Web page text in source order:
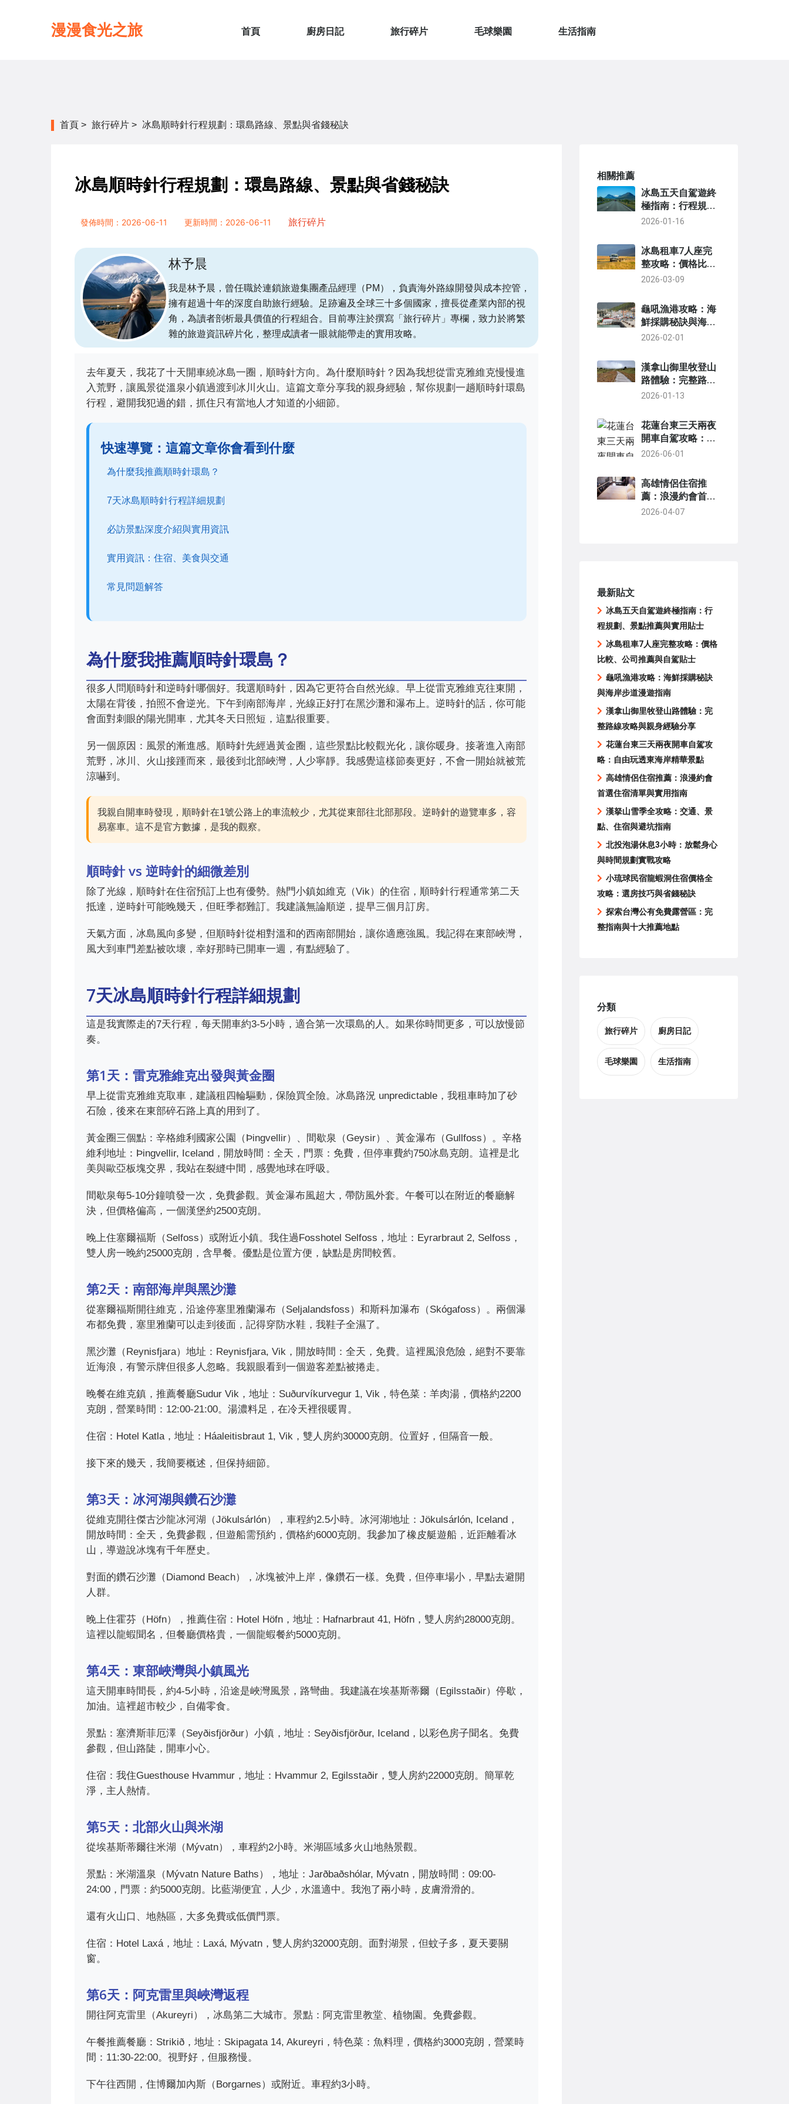
漫漫食光之旅 首頁 廚房日記 旅行碎片 毛球樂園 生活指南
首頁 > 旅行碎片 > 冰島順時針行程規劃：環島路線、景點與省錢秘訣
冰島順時針行程規劃：環島路線、景點與省錢秘訣
發佈時間：2026-06-11 更新時間：2026-06-11 旅行碎片
林予晨
我是林予晨，曾任職於連鎖旅遊集團產品經理（PM），負責海外路線開發與成本控管，
擁有超過十年的深度自助旅行經驗。足跡遍及全球三十多個國家，擅長從產業內部的視
角，為讀者剖析最具價值的行程組合。目前專注於撰寫「旅行碎片」專欄，致力於將繁
雜的旅遊資訊碎片化，整理成讀者一眼就能帶走的實用攻略。
去年夏天，我花了十天開車繞冰島一圈，順時針方向。為什麼順時針？因為我想從雷克雅維克慢慢進
入荒野，讓風景從溫泉小鎮過渡到冰川火山。這篇文章分享我的親身經驗，幫你規劃一趟順時針環島
行程，避開我犯過的錯，抓住只有當地人才知道的小細節。
快速導覽：這篇文章你會看到什麼
為什麼我推薦順時針環島？
7天冰島順時針行程詳細規劃
必訪景點深度介紹與實用資訊
實用資訊：住宿、美食與交通
常見問題解答
為什麼我推薦順時針環島？
很多人問順時針和逆時針哪個好。我選順時針，因為它更符合自然光線。早上從雷克雅維克往東開，
太陽在背後，拍照不會逆光。下午到南部海岸，光線正好打在黑沙灘和瀑布上。逆時針的話，你可能
會面對刺眼的陽光開車，尤其冬天日照短，這點很重要。
另一個原因：風景的漸進感。順時針先經過黃金圈，這些景點比較觀光化，讓你暖身。接著進入南部
荒野，冰川、火山接踵而來，最後到北部峽灣，人少寧靜。我感覺這樣節奏更好，不會一開始就被荒
涼嚇到。
我親自開車時發現，順時針在1號公路上的車流較少，尤其從東部往北部那段。逆時針的遊覽車多，容
易塞車。這不是官方數據，是我的觀察。
順時針 vs 逆時針的細微差別
除了光線，順時針在住宿預訂上也有優勢。熱門小鎮如維克（Vik）的住宿，順時針行程通常第二天
抵達，逆時針可能晚幾天，但旺季都難訂。我建議無論順逆，提早三個月訂房。
天氣方面，冰島風向多變，但順時針從相對溫和的西南部開始，讓你適應強風。我記得在東部峽灣，
風大到車門差點被吹壞，幸好那時已開車一週，有點經驗了。
7天冰島順時針行程詳細規劃
這是我實際走的7天行程，每天開車約3-5小時，適合第一次環島的人。如果你時間更多，可以放慢節
奏。
第1天：雷克雅維克出發與黃金圈
早上從雷克雅維克取車，建議租四輪驅動，保險買全險。冰島路況 unpredictable，我租車時加了砂
石險，後來在東部碎石路上真的用到了。
黃金圈三個點：辛格維利國家公園（Þingvellir）、間歇泉（Geysir）、黃金瀑布（Gullfoss）。辛格
維利地址：Þingvellir, Iceland，開放時間：全天，門票：免費，但停車費約750冰島克朗。這裡是北
美與歐亞板塊交界，我站在裂縫中間，感覺地球在呼吸。
間歇泉每5-10分鐘噴發一次，免費參觀。黃金瀑布風超大，帶防風外套。午餐可以在附近的餐廳解
決，但價格偏高，一個漢堡約2500克朗。
晚上住塞爾福斯（Selfoss）或附近小鎮。我住過Fosshotel Selfoss，地址：Eyrarbraut 2, Selfoss，
雙人房一晚約25000克朗，含早餐。優點是位置方便，缺點是房間較舊。
第2天：南部海岸與黑沙灘
從塞爾福斯開往維克，沿途停塞里雅蘭瀑布（Seljalandsfoss）和斯科加瀑布（Skógafoss）。兩個瀑
布都免費，塞里雅蘭可以走到後面，記得穿防水鞋，我鞋子全濕了。
黑沙灘（Reynisfjara）地址：Reynisfjara, Vik，開放時間：全天，免費。這裡風浪危險，絕對不要靠
近海浪，有警示牌但很多人忽略。我親眼看到一個遊客差點被捲走。
晚餐在維克鎮，推薦餐廳Sudur Vik，地址：Suðurvíkurvegur 1, Vik，特色菜：羊肉湯，價格約2200
克朗，營業時間：12:00-21:00。湯濃料足，在冷天裡很暖胃。
住宿：Hotel Katla，地址：Háaleitisbraut 1, Vik，雙人房約30000克朗。位置好，但隔音一般。
接下來的幾天，我簡要概述，但保持細節。
第3天：冰河湖與鑽石沙灘
從維克開往傑古沙龍冰河湖（Jökulsárlón），車程約2.5小時。冰河湖地址：Jökulsárlón, Iceland，
開放時間：全天，免費參觀，但遊船需預約，價格約6000克朗。我參加了橡皮艇遊船，近距離看冰
山，導遊說冰塊有千年歷史。
對面的鑽石沙灘（Diamond Beach），冰塊被沖上岸，像鑽石一樣。免費，但停車場小，早點去避開
人群。
晚上住霍芬（Höfn），推薦住宿：Hotel Höfn，地址：Hafnarbraut 41, Höfn，雙人房約28000克朗。
這裡以龍蝦聞名，但餐廳價格貴，一個龍蝦餐約5000克朗。
第4天：東部峽灣與小鎮風光
這天開車時間長，約4-5小時，沿途是峽灣風景，路彎曲。我建議在埃基斯蒂爾（Egilsstaðir）停歇，
加油。這裡超市較少，自備零食。
景點：塞濟斯菲厄澤（Seyðisfjörður）小鎮，地址：Seyðisfjörður, Iceland，以彩色房子聞名。免費
參觀，但山路陡，開車小心。
住宿：我住Guesthouse Hvammur，地址：Hvammur 2, Egilsstaðir，雙人房約22000克朗。簡單乾
淨，主人熱情。
第5天：北部火山與米湖
從埃基斯蒂爾往米湖（Mývatn），車程約2小時。米湖區域多火山地熱景觀。
景點：米湖溫泉（Mývatn Nature Baths），地址：Jarðbaðshólar, Mývatn，開放時間：09:00-
24:00，門票：約5000克朗。比藍湖便宜，人少，水溫適中。我泡了兩小時，皮膚滑滑的。
還有火山口、地熱區，大多免費或低價門票。
住宿：Hotel Laxá，地址：Laxá, Mývatn，雙人房約32000克朗。面對湖景，但蚊子多，夏天要關
窗。
第6天：阿克雷里與峽灣返程
開往阿克雷里（Akureyri），冰島第二大城市。景點：阿克雷里教堂、植物園。免費參觀。
午餐推薦餐廳：Strikið，地址：Skipagata 14, Akureyri，特色菜：魚料理，價格約3000克朗，營業時
間：11:30-22:00。視野好，但服務慢。
下午往西開，住博爾加內斯（Borgarnes）或附近。車程約3小時。
相關推薦
冰島五天自駕遊終
極指南：行程規
劃、景點推薦與實
2026-01-16
冰島租車7人座完
整攻略：價格比
較、公司推薦與自
2026-03-09
龜吼漁港攻略：海
鮮採購秘訣與海岸
步道漫遊指南
2026-02-01
漢拿山御里牧登山
路體驗：完整路線
攻略與親身經驗分
2026-01-13
花蓮台東三天兩夜
開車自駕攻略：自
由玩透東海岸精華
2026-06-01
高雄情侶住宿推
薦：浪漫約會首選
住宿清單與實用指
2026-04-07
最新貼文
冰島五天自駕遊終極指南：行
程規劃、景點推薦與實用貼士
冰島租車7人座完整攻略：價格
比較、公司推薦與自駕貼士
龜吼漁港攻略：海鮮採購秘訣
與海岸步道漫遊指南
漢拿山御里牧登山路體驗：完
整路線攻略與親身經驗分享
花蓮台東三天兩夜開車自駕攻
略：自由玩透東海岸精華景點
高雄情侶住宿推薦：浪漫約會
首選住宿清單與實用指南
漢拏山雪季全攻略：交通、景
點、住宿與避坑指南
北投泡湯休息3小時：放鬆身心
與時間規劃實戰攻略
小琉球民宿龍蝦洞住宿價格全
攻略：選房技巧與省錢秘訣
探索台灣公有免費露營區：完
整指南與十大推薦地點
分類
旅行碎片 廚房日記
毛球樂園 生活指南